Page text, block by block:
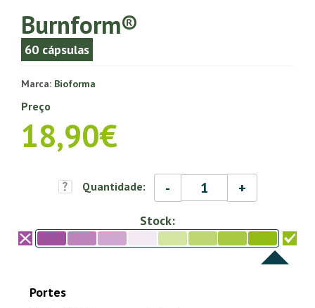
Burnform®
60 cápsulas
Marca: Bioforma
Preço
18,90€
Quantidade: - +
Stock:
Portes